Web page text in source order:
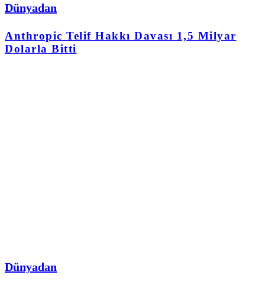
Dünyadan
Anthropic Telif Hakkı Davası 1,5 Milyar
Dolarla Bitti
Dünyadan